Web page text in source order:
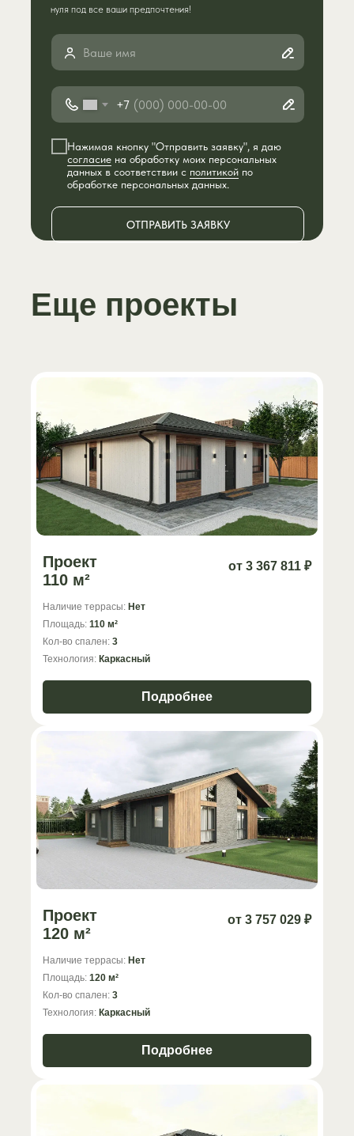
+7
Нажимая кнопку "Отправить заявку", я даю
согласие на обработку моих персональных
данных в соответствии с политикой по
обработке персональных данных.
ОТПРАВИТЬ ЗАЯВКУ
нуля под все ваши предпочтения!
Проект
110 м²
от 3 367 811 ₽
Наличие террасы: Нет
Площадь: 110 м²
Кол-во спален: 3
Технология: Каркасный
Подробнее
Проект
120 м²
от 3 757 029 ₽
Наличие террасы: Нет
Площадь: 120 м²
Кол-во спален: 3
Технология: Каркасный
Подробнее
Еще проекты